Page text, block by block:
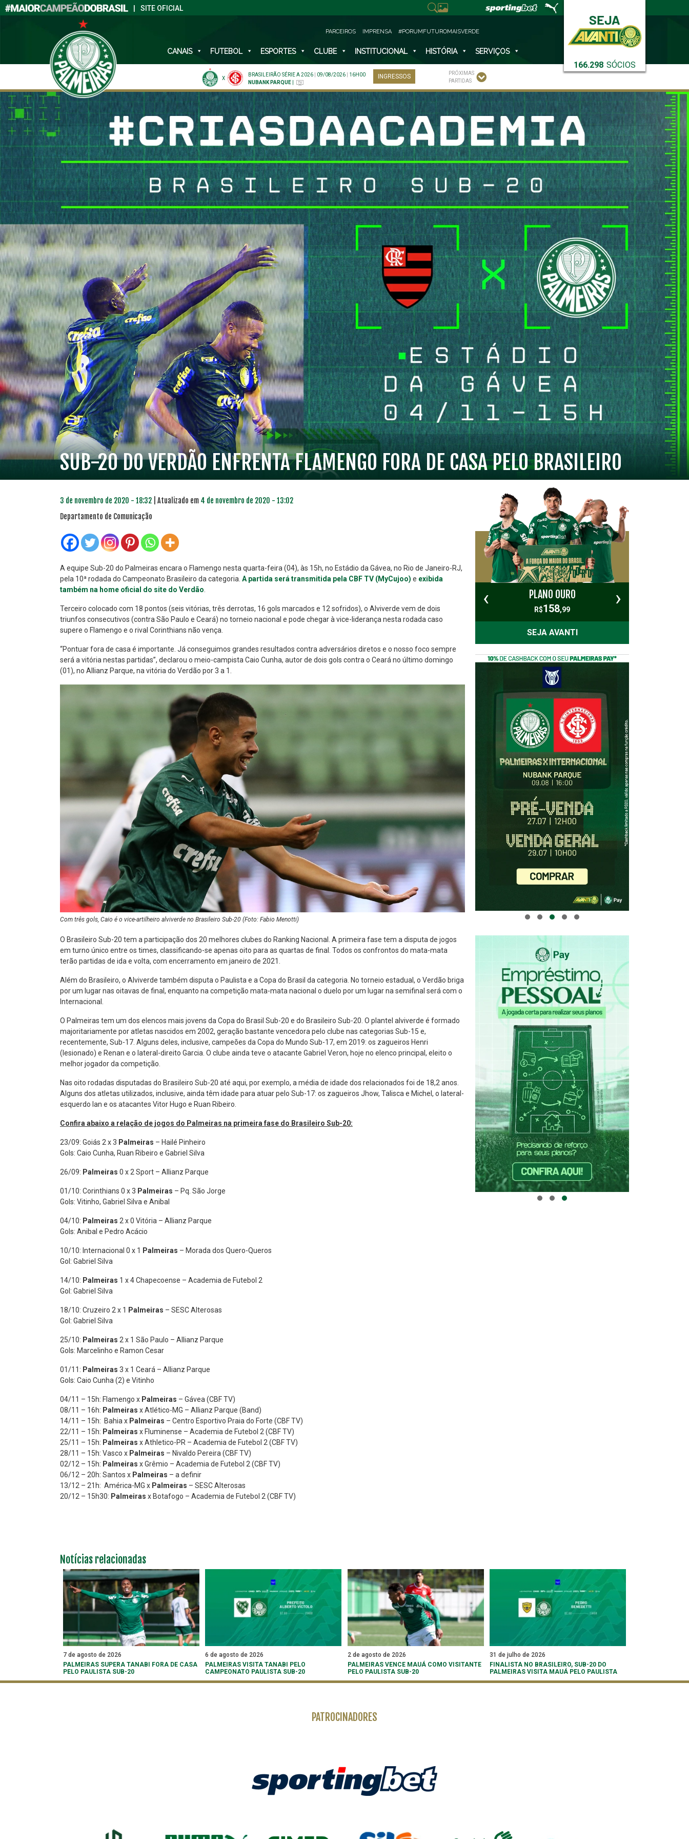
SITE OFICIAL
166.298 SÓCIOS
PARCEIROS IMPRENSA #PORUMFUTUROMAISVERDE
CANAIS FUTEBOL ESPORTES CLUBE INSTITUCIONAL HISTÓRIA SERVIÇOS
X
BRASILEIRÃO SÉRIE A 2026 09/08/2026
16H00
NUBANK PARQUE
INGRESSOS
PRÓXIMAS
PARTIDAS
SUB-20 DO VERDÃO ENFRENTA FLAMENGO FORA DE CASA PELO BRASILEIRO
3 de novembro de 2020 - 18:32 | Atualizado em 4 de novembro de 2020 - 13:02
Departamento de Comunicação
A equipe Sub-20 do Palmeiras encara o Flamengo nesta quarta-feira (04), às 15h, no Estádio da Gávea, no Rio de Janeiro-RJ,
pela 10ª rodada do Campeonato Brasileiro da categoria. A partida será transmitida pela CBF TV (MyCujoo) e exibida
também na home oficial do site do Verdão
Terceiro colocado com 18 pontos (seis vitórias, três derrotas, 16 gols marcados e 12 sofridos), o Alviverde vem de dois
triunfos consecutivos (contra São Paulo e Ceará) no torneio nacional e pode chegar à vice-liderança nesta rodada caso
supere o Flamengo e o rival Corinthians não vença.
“Pontuar fora de casa é importante. Já conseguimos grandes resultados contra adversários diretos e o nosso foco sempre
será a vitória nestas partidas”, declarou o meio-campista Caio Cunha, autor de dois gols contra o Ceará no último domingo
(01), no Allianz Parque, na vitória do Verdão por 3 a 1.
Com três gols, Caio é o vice-artilheiro alviverde no Brasileiro Sub-20 (Foto: Fabio Menotti)
O Brasileiro Sub-20 tem a participação dos 20 melhores clubes do Ranking Nacional. A primeira fase tem a disputa de jogos
em turno único entre os times, classificando-se apenas oito para as quartas de final. Todos os confrontos do mata-mata
terão partidas de ida e volta, com encerramento em janeiro de 2021.
Além do Brasileiro, o Alviverde também disputa o Paulista e a Copa do Brasil da categoria. No torneio estadual, o Verdão briga
por um lugar nas oitavas de final, enquanto na competição mata-mata nacional o duelo por um lugar na semifinal será com o
Internacional.
O Palmeiras tem um dos elencos mais jovens da Copa do Brasil Sub-20 e do Brasileiro Sub-20. O plantel alviverde é formado
majoritariamente por atletas nascidos em 2002, geração bastante vencedora pelo clube nas categorias Sub-15 e,
recentemente, Sub-17. Alguns deles, inclusive, campeões da Copa do Mundo Sub-17, em 2019: os zagueiros Henri
(lesionado) e Renan e o lateral-direito Garcia. O clube ainda teve o atacante Gabriel Veron, hoje no elenco principal, eleito o
melhor jogador da competição.
Nas oito rodadas disputadas do Brasileiro Sub-20 até aqui, por exemplo, a média de idade dos relacionados foi de 18,2 anos.
Alguns dos atletas utilizados, inclusive, ainda têm idade para atuar pelo Sub-17: os zagueiros Jhow, Talisca e Michel, o lateral-
esquerdo Ian e os atacantes Vitor Hugo e Ruan Ribeiro.
Confira abaixo a relação de jogos do Palmeiras na primeira fase do Brasileiro Sub-20:
23/09: Goiás 2 x 3 Palmeiras – Hailé Pinheiro
Gols: Caio Cunha, Ruan Ribeiro e Gabriel Silva
26/09: Palmeiras 0 x 2 Sport – Allianz Parque
01/10: Corinthians 0 x 3 Palmeiras – Pq. São Jorge
Gols: Vitinho, Gabriel Silva e Anibal
04/10: Palmeiras 2 x 0 Vitória – Allianz Parque
Gols: Anibal e Pedro Acácio
10/10: Internacional 0 x 1 Palmeiras – Morada dos Quero-Queros
Gol: Gabriel Silva
14/10: Palmeiras 1 x 4 Chapecoense – Academia de Futebol 2
Gol: Gabriel Silva
18/10: Cruzeiro 2 x 1 Palmeiras – SESC Alterosas
Gol: Gabriel Silva
25/10: Palmeiras 2 x 1 São Paulo – Allianz Parque
Gols: Marcelinho e Ramon Cesar
01/11: Palmeiras 3 x 1 Ceará – Allianz Parque
Gols: Caio Cunha (2) e Vitinho
04/11 – 15h: Flamengo x Palmeiras – Gávea (CBF TV)
08/11 – 16h: Palmeiras x Atlético-MG – Allianz Parque (Band)
14/11 – 15h: Bahia x Palmeiras – Centro Esportivo Praia do Forte (CBF TV)
22/11 – 15h: Palmeiras x Fluminense – Academia de Futebol 2 (CBF TV)
25/11 – 15h: Palmeiras x Athletico-PR – Academia de Futebol 2 (CBF TV)
28/11 – 15h: Vasco x Palmeiras – Nivaldo Pereira (CBF TV)
02/12 – 15h: Palmeiras x Grêmio – Academia de Futebol 2 (CBF TV)
06/12 – 20h: Santos x Palmeiras – a definir
13/12 – 21h: América-MG x Palmeiras – SESC Alterosas
20/12 – 15h30: Palmeiras x Botafogo – Academia de Futebol 2 (CBF TV)
PLANO PRATA
R$46,04 R$23,01 R$85,52
PLANO OURO
R$158,99
‹ ›
SEJA AVANTI
Notícias relacionadas
7 de agosto de 2026
PALMEIRAS SUPERA TANABI FORA DE CASA
PELO PAULISTA SUB-20
6 de agosto de 2026
PALMEIRAS VISITA TANABI PELO
CAMPEONATO PAULISTA SUB-20
2 de agosto de 2026
PALMEIRAS VENCE MAUÁ COMO VISITANTE
PELO PAULISTA SUB-20
31 de julho de 2026
FINALISTA NO BRASILEIRO, SUB-20 DO
PALMEIRAS VISITA MAUÁ PELO PAULISTA
PATROCINADORES